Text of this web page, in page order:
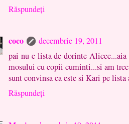
Răspundeți
coco
decembrie 19, 2011
pai nu e lista de dorinte
mosului cu copii cuminti...si am
sunt convinsa ca este si Kari pe lista
Răspundeți